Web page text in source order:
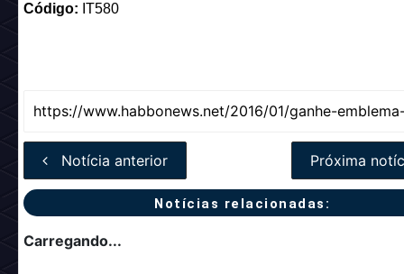
Código: IT580
Notícia anterior Próxima
Notícias relacionadas:
Carregando...